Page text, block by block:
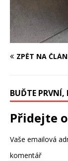
ZPĚT NA
BUĎTE
Přidejte
Vaše emailová
komentář